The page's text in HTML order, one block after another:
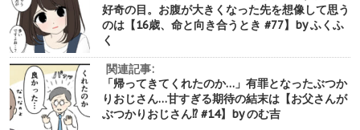
好奇の目。お腹が大きくなった先を想像して思う
のは【16歳、命と向き合うとき #77】by ふくふ
く
関連記事:
「帰ってきてくれたのか…」有罪となったぶつか
りおじさん…甘すぎる期待の結末は【お父さんが
ぶつかりおじさん⁉︎ #14】by のむ吉